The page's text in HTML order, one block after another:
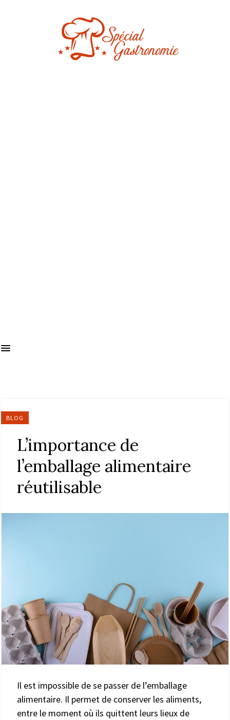
BLOG
L’importance de
l’emballage alimentaire
réutilisable
Il est impossible de se passer de l’emballage
alimentaire. Il permet de conserver les aliments,
entre le moment où ils quittent leurs lieux de